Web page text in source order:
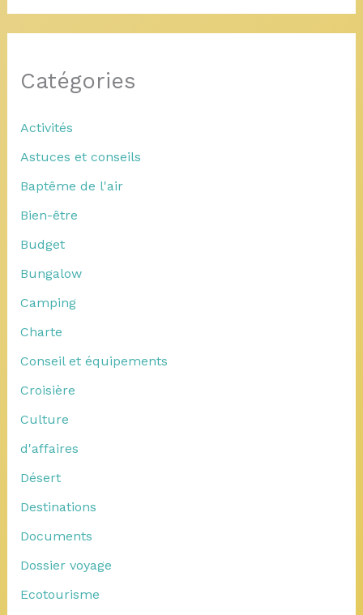
Catégories
Activités
Astuces et conseils
Baptême de l'air
Bien-être
Budget
Bungalow
Camping
Charte
Conseil et équipements
Croisière
Culture
d'affaires
Désert
Destinations
Documents
Dossier voyage
Ecotourisme